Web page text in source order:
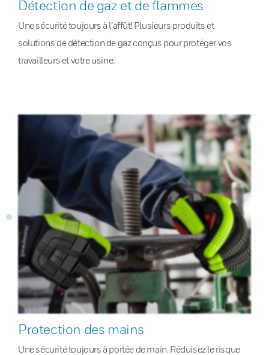
Détection de gaz et de flammes
Une sécurité toujours à l’affût! Plusieurs produits et
solutions de détection de gaz conçus pour protéger vos
travailleurs et votre usine.
Protection des mains
Une sécurité toujours à portée de main. Réduisez le risque